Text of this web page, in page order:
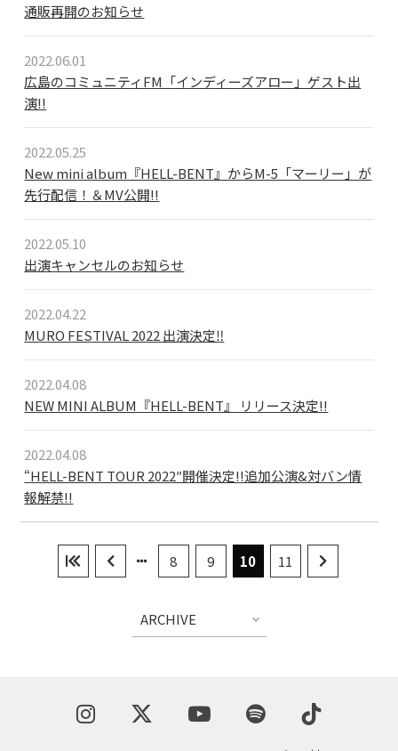
SAKKO
通販再開のお知らせ
2022.06.01
広島のコミュニティFM「インディーズアロー」ゲスト出
演!!
2022.05.25
New mini album『HELL-BENT』からM-5「マーリー」が
先行配信！＆MV公開!!
2022.05.10
出演キャンセルのお知らせ
2022.04.22
MURO FESTIVAL 2022 出演決定‼️
2022.04.08
NEW MINI ALBUM『HELL-BENT』 リリース決定!!
2022.04.08
“HELL-BENT TOUR 2022″開催決定!!追加公演&対バン情
報解禁!!
8 9 10 11